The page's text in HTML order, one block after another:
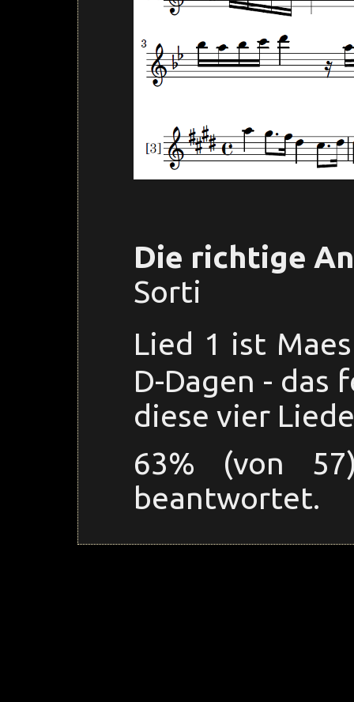
Die richtige
Sorti
Lied 1 ist
D-Dagen - das
diese vier
63% (von
beantwortet.